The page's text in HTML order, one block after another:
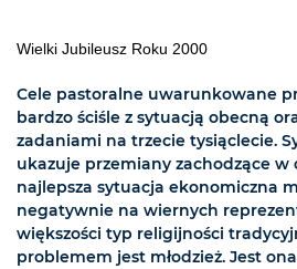
Wielki Jubileusz Roku 2000
Cele pastoralne uwarunkowane
bardzo ściśle z sytuacją obecną
zadaniami na trzecie tysiąclecie.
ukazuje przemiany zachodzące w
najlepsza sytuacja ekonomiczna
negatywnie na wiernych
większości typ religijności
problemem jest młodzież. Jest